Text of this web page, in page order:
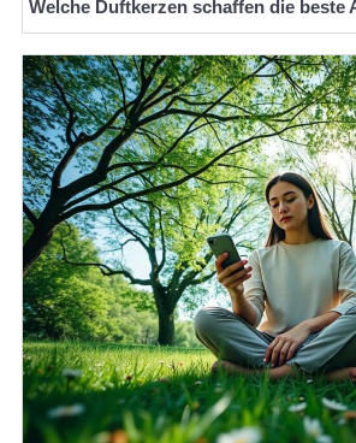
Welche Duftkerzen schaffen die beste